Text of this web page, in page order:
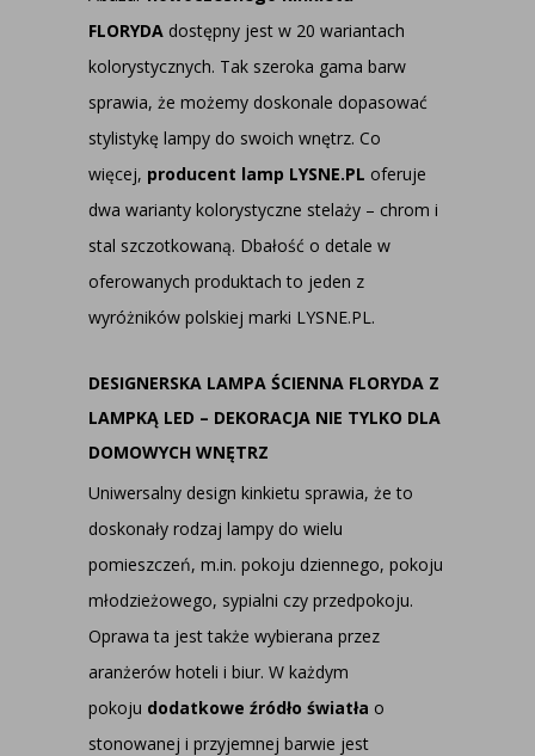
FLORYDA dostępny jest w 20 wariantach
kolorystycznych. Tak szeroka gama barw
sprawia, że możemy doskonale dopasować
stylistykę lampy do swoich wnętrz. Co
więcej, producent lamp LYSNE.PL oferuje
dwa warianty kolorystyczne stelaży – chrom i
stal szczotkowaną. Dbałość o detale w
oferowanych produktach to jeden z
wyróżników polskiej marki LYSNE.PL.
DESIGNERSKA LAMPA ŚCIENNA FLORYDA Z
LAMPKĄ LED – DEKORACJA NIE TYLKO DLA
DOMOWYCH WNĘTRZ
Uniwersalny design kinkietu sprawia, że to
doskonały rodzaj lampy do wielu
pomieszczeń, m.in. pokoju dziennego, pokoju
młodzieżowego, sypialni czy przedpokoju.
Oprawa ta jest także wybierana przez
aranżerów hoteli i biur. W każdym
pokoju dodatkowe źródło światła o
stonowanej i przyjemnej barwie jest